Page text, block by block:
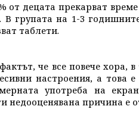
от децата прекарват
групата на 1-3
таблети.
че все повече хора,
настроения, а това е
употреба на
недооценявана причина е